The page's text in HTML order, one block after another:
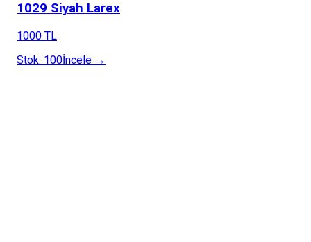
1029 Siyah Larex
1000 TL
Stok: 100İncele →